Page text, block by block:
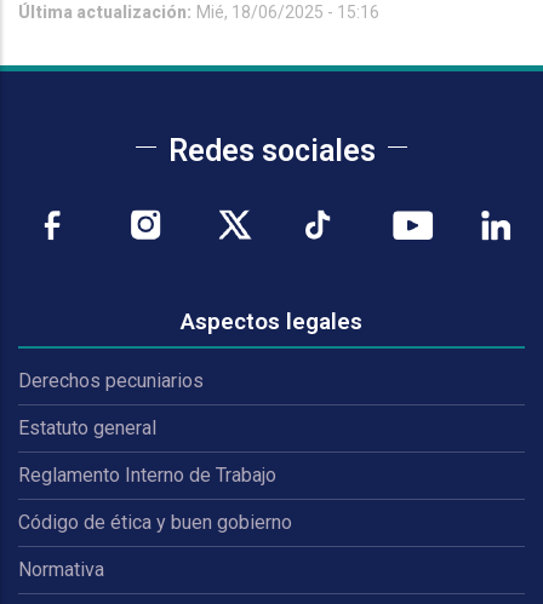
Última actualización: Mié, 18/06/2025 - 15:16
Redes sociales
Aspectos legales
Derechos pecuniarios
Estatuto general
Reglamento Interno de Trabajo
Código de ética y buen gobierno
Normativa